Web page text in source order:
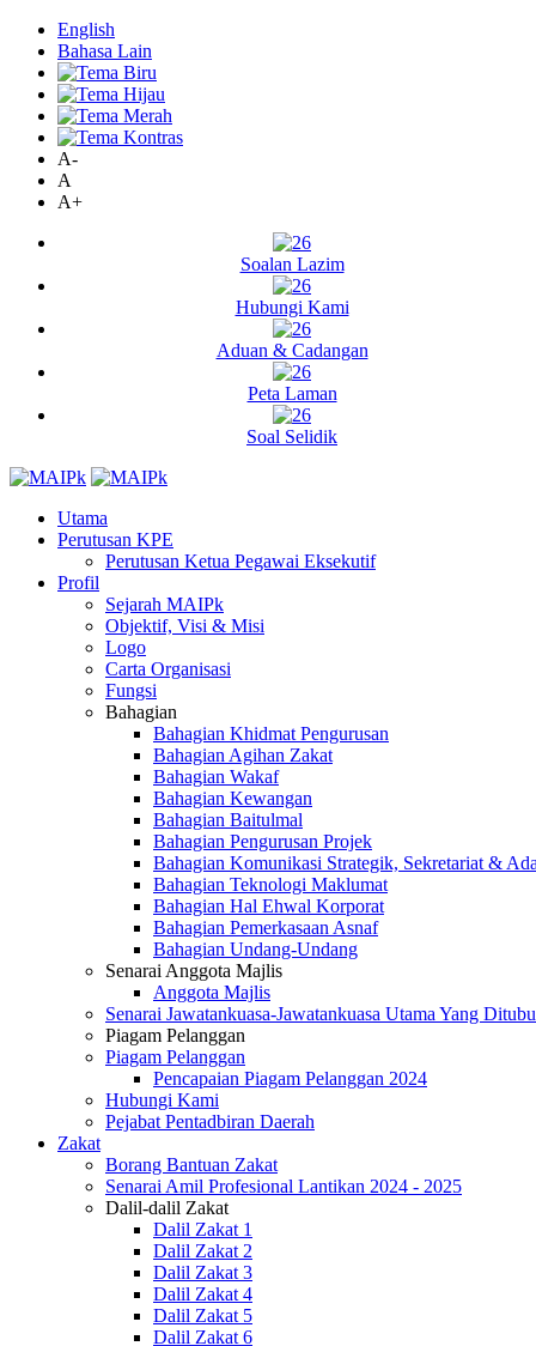
English
Bahasa Lain
A-
A
A+
Soalan Lazim
Hubungi Kami
Aduan & Cadangan
Peta Laman
Soal Selidik
Utama
Perutusan KPE
Perutusan Ketua Pegawai Eksekutif
Profil
Sejarah MAIPk
Objektif, Visi & Misi
Logo
Carta Organisasi
Fungsi
Bahagian
Bahagian Khidmat Pengurusan
Bahagian Agihan Zakat
Bahagian Wakaf
Bahagian Kewangan
Bahagian Baitulmal
Bahagian Pengurusan Projek
Bahagian Komunikasi Strategik, Sekretariat &
Bahagian Teknologi Maklumat
Bahagian Hal Ehwal Korporat
Bahagian Pemerkasaan Asnaf
Bahagian Undang-Undang
Senarai Anggota Majlis
Anggota Majlis
Senarai Jawatankuasa-Jawatankuasa Utama Yang
Piagam Pelanggan
Piagam Pelanggan
Pencapaian Piagam Pelanggan 2024
Hubungi Kami
Pejabat Pentadbiran Daerah
Zakat
Borang Bantuan Zakat
Senarai Amil Profesional Lantikan 2024 - 2025
Dalil-dalil Zakat
Dalil Zakat 1
Dalil Zakat 2
Dalil Zakat 3
Dalil Zakat 4
Dalil Zakat 5
Dalil Zakat 6